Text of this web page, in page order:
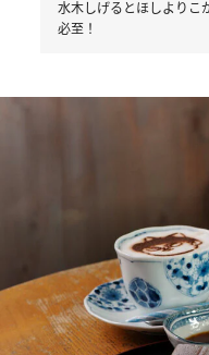
水木しげるとほしよりこ
必至！